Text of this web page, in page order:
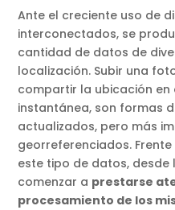
Ante el creciente uso de
interconectados, se
cantidad de datos de
localización. Subir una
compartir la ubicación
instantánea, son formas
actualizados, pero más
georreferenciados.
este tipo de datos, desde
comenzar a prestarse
procesamiento de los